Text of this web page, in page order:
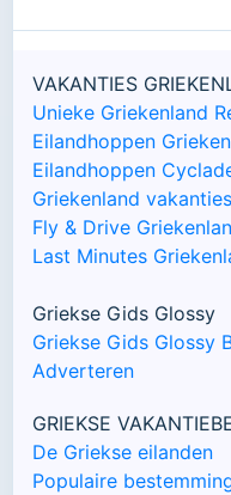
VAKANTIES
Unieke Griekenland
Eilandhoppen
Eilandhoppen
Griekenland vakanties
Fly & Drive
Last Minutes
Griekse Gids Glossy
Griekse Gids Glossy
Adverteren
GRIEKSE
De Griekse eilanden
Populaire